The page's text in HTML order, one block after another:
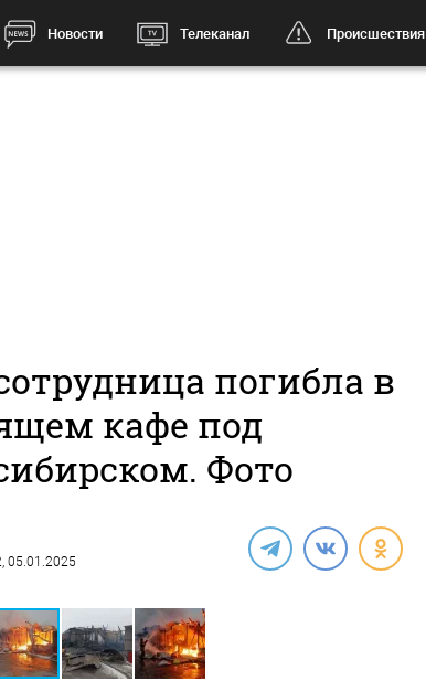
Новости Телеканал Происшествия
погибла в
кафе под
Фото
05.01.2025